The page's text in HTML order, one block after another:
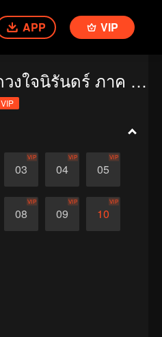
APP VIP
ห้วงคำนึง ดวงใจนิรันดร์ ภาค 1 (Special Edition)
VIP
03
VIP
04
VIP
05
VIP
08
VIP
09
VIP
10
VIP